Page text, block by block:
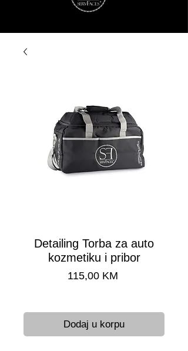
Detailing Torba za auto
kozmetiku i pribor
115,00 KMCijena
Dodaj u korpu